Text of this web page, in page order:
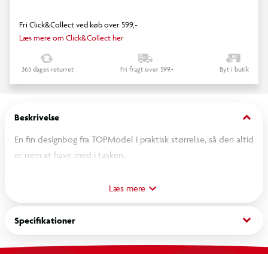
Fri Click&Collect ved køb over 599,-
Læs mere om Click&Collect her
365 dages returret Fri fragt over 599,- Byt i butik
Beskrivelse keyboard_arrow_down
En fin designbog fra TOPModel i praktisk størrelse, så den altid
er nem at have med i tasken.
modellerne Miju og Christy på forsiden er med spiralryg og
indeholder masser af sider, du kan udfolde dine kreative
evner på samt stickers til at gøre dine design endnu flottere.
Læs mere
Specifikationer keyboard_arrow_down